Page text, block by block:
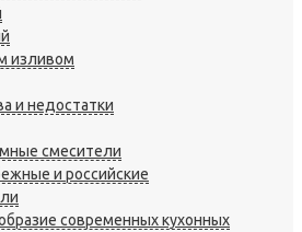
изливом
и недостатки
смесители
и российские
современных кухонных